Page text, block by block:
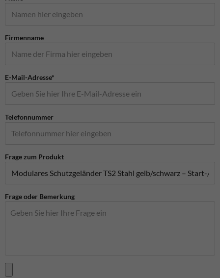
Firmenname
E-Mail-Adresse*
Telefonnummer
Frage zum Produkt
Frage oder Bemerkung